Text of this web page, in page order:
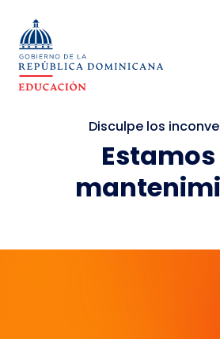
Disculpe los
Estamos